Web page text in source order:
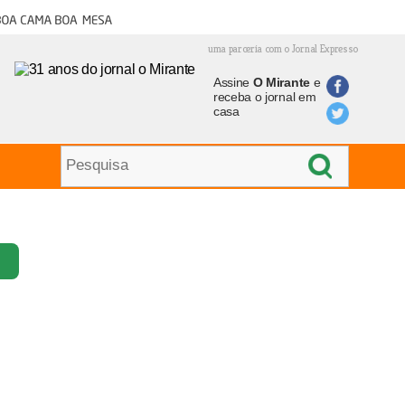
cama boa mesa
uma parceria com o Jornal Expresso
Assine O Mirantee
receba o jornal em
casa